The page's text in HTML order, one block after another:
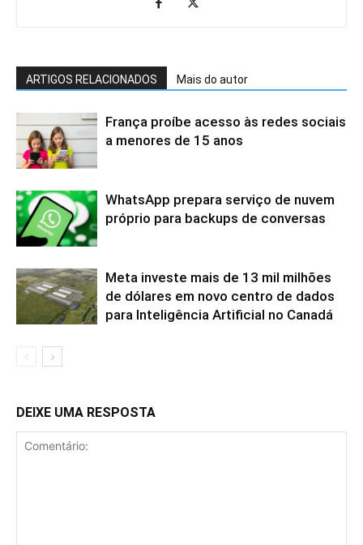
ARTIGOS RELACIONADOS Mais do autor
França proíbe acesso às redes sociais
a menores de 15 anos
WhatsApp prepara serviço de nuvem
próprio para backups de conversas
Meta investe mais de 13 mil milhões
de dólares em novo centro de dados
para Inteligência Artificial no Canadá
DEIXE UMA RESPOSTA